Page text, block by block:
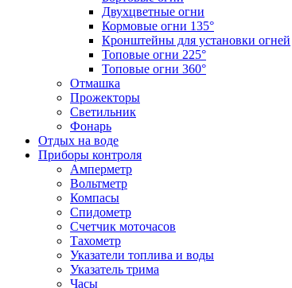
Двухцветные огни
Кормовые огни 135°
Кронштейны для установки огней
Топовые огни 225°
Топовые огни 360°
Отмашка
Прожекторы
Светильник
Фонарь
Отдых на воде
Приборы контроля
Амперметр
Вольтметр
Компасы
Спидометр
Счетчик моточасов
Тахометр
Указатели топлива и воды
Указатель трима
Часы